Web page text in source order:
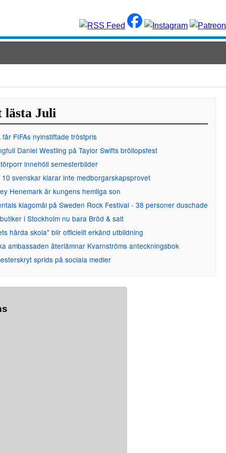
lästa Juli
får FIFAs nyinstiftade tröstpris
Daniel Westling på Taylor Swifts bröllopsfest
innehöll semesterbilder
10 svenskar klarar inte medborgarskapsprovet
Henemark är kungens hemliga son
klagomål på Sweden Rock Festival - 38 personer duschade
i Stockholm nu bara Bröd & salt
hårda skola" blir officiellt erkänd utbildning
ambassaden återlämnar Kvarnströms anteckningsbok
sprids på sociala medier